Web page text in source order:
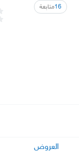
16متابعة
العروض